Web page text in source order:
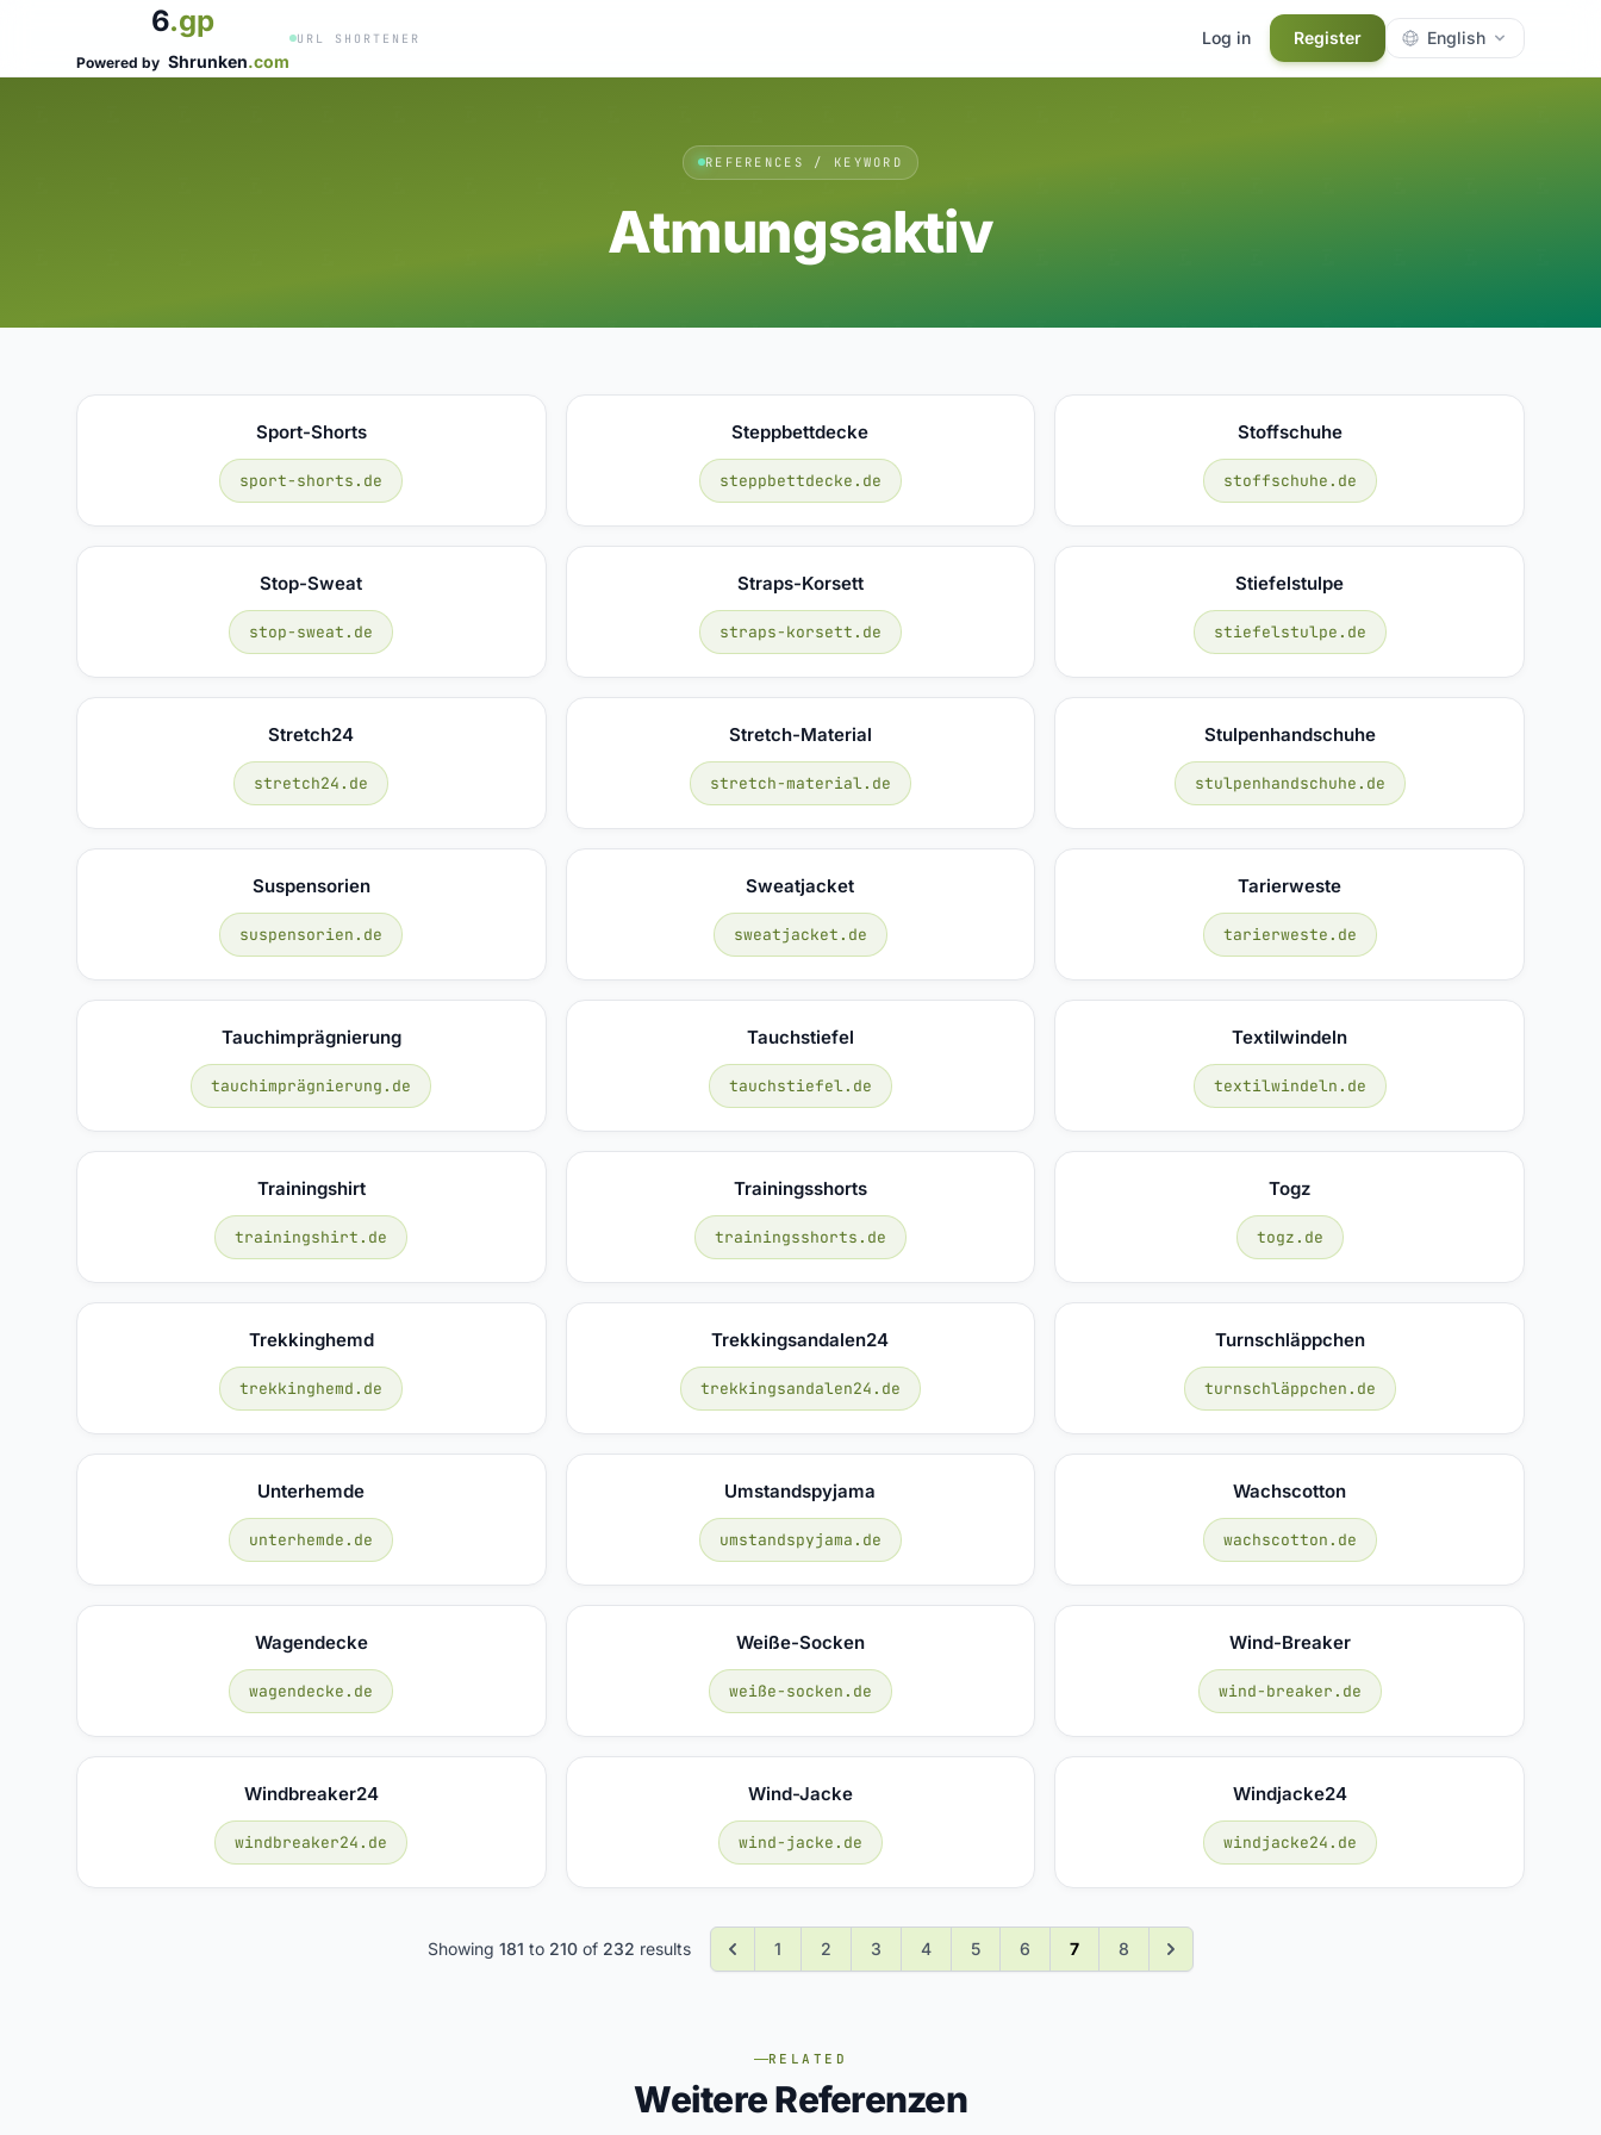
6.gp
Powered by Shrunken.com
URL SHORTENER Log in Register English
REFERENCES / KEYWORD
Atmungsaktiv
Sport-Shorts
sport-shorts.de
Steppbettdecke
steppbettdecke.de
Stoffschuhe
stoffschuhe.de
Stop-Sweat
stop-sweat.de
Straps-Korsett
straps-korsett.de
Stiefelstulpe
stiefelstulpe.de
Stretch24
stretch24.de
Stretch-Material
stretch-material.de
Stulpenhandschuhe
stulpenhandschuhe.de
Suspensorien
suspensorien.de
Sweatjacket
sweatjacket.de
Tarierweste
tarierweste.de
Tauchimprägnierung
tauchimprägnierung.de
Tauchstiefel
tauchstiefel.de
Textilwindeln
textilwindeln.de
Trainingshirt
trainingshirt.de
Trainingsshorts
trainingsshorts.de
Togz
togz.de
Trekkinghemd
trekkinghemd.de
Trekkingsandalen24
trekkingsandalen24.de
Turnschläppchen
turnschläppchen.de
Unterhemde
unterhemde.de
Umstandspyjama
umstandspyjama.de
Wachscotton
wachscotton.de
Wagendecke
wagendecke.de
Weiße-Socken
weiße-socken.de
Wind-Breaker
wind-breaker.de
Windbreaker24
windbreaker24.de
Wind-Jacke
wind-jacke.de
Windjacke24
windjacke24.de
Showing 181 to 210of 232 results 1 2 3 4 5 6 7 8
RELATED
Weitere Referenzen